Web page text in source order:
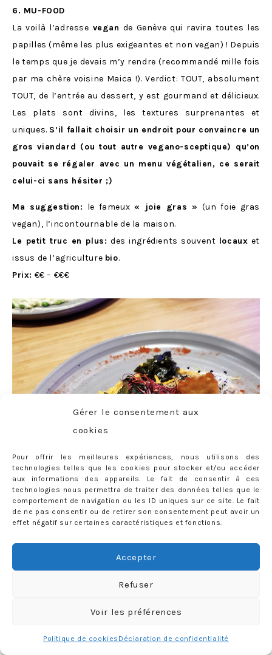
Gérer le consentement aux
cookies
Pour offrir les meilleures expériences, nous utilisons des
technologies telles que les cookies pour stocker et/ou accéder
aux informations des appareils. Le fait de consentir à ces
technologies nous permettra de traiter des données telles que le
comportement de navigation ou les ID uniques sur ce site. Le fait
de ne pas consentir ou de retirer son consentement peut avoir un
effet négatif sur certaines caractéristiques et fonctions.
Accepter
Refuser
Voir les préférences
Politique de cookies Déclaration de confidentialité
6. MU-FOOD
La voilà l’adresse vegan de Genève qui ravira toutes les
papilles (même les plus exigeantes et non vegan) ! Depuis
le temps que je devais m’y rendre (recommandé mille fois
par ma chère voisine Maica !). Verdict: TOUT, absolument
TOUT, de l’entrée au dessert, y est gourmand et délicieux.
Les plats sont divins, les textures surprenantes et
uniques. S’il fallait choisir un endroit pour convaincre un
gros viandard (ou tout autre vegano-sceptique) qu’on
pouvait se régaler avec un menu végétalien, ce serait
celui-ci sans hésiter ;)
Ma suggestion: le fameux« joie gras » (un foie gras
vegan), l’incontournable de la maison.
Le petit truc en plus: des ingrédients souvent locaux et
issus de l’agriculture bio.
Prix: €€ – €€€
L’excellent tempeh commandé par ma belle-soeur Elsa…
approuvé par moi aussi !
Sûrement le seul lieu dans lequel je me réjouis de